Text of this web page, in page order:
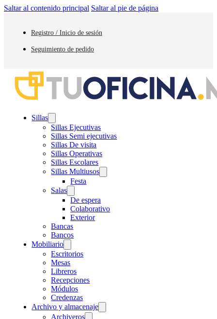
Saltar al contenido principal Saltar al pie de página
Registro / Inicio de sesión
Seguimiento de pedido
Sillas
Sillas Ejecutivas
Sillas Semi ejecutivas
Sillas De visita
Sillas Operativas
Sillas Escolares
Sillas Multiusos
Festa
Salas
De espera
Colaborativo
Exterior
Bancas
Bancos
Mobiliario
Escritorios
Mesas
Libreros
Recepciones
Módulos
Credenzas
Archivo y almacenaje
Archiveros